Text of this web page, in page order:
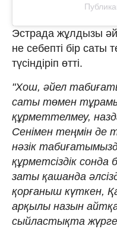
Эстрада жұлдызы
не себепті бір саты
түсіндіріп өтті.
"Хош, әйел
саты төмен
құрметтелмеу,
Сенімен теңмін де
нәзік
құрметсіздік
заты қашанда
қорғаныш күткен,
арқылы назын
сыйластықта